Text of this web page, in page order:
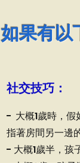
如果有以
社交技巧：
- 大概1歲時，假
指著房間另一邊
- 大概1歲半，孩